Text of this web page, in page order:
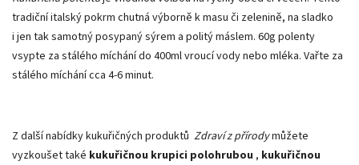
tradiční italský pokrm chutná výborně k masu či zelenině, na sladko
i jen tak samotný posypaný sýrem a politý máslem. 60g polenty
vsypte za stálého míchání do 400ml vroucí vody nebo mléka. Vařte za
stálého míchání cca 4-6 minut.
Z další nabídky kukuřičných produktů Zdraví z přírodymůžete
vyzkoušet také kukuřičnou krupici polohrubou , kukuřičnou